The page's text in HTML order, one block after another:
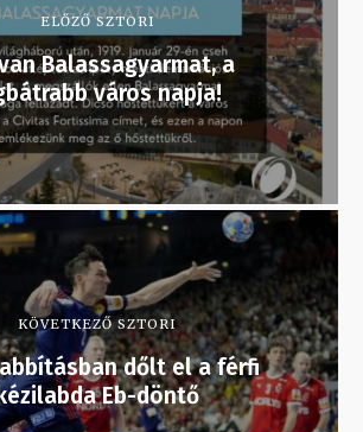
ELŐZŐ SZTORI
Balassagyarmat, a
város napja!
KÖVETKEZŐ SZTORI
dőlt el a férfi
Eb-döntő